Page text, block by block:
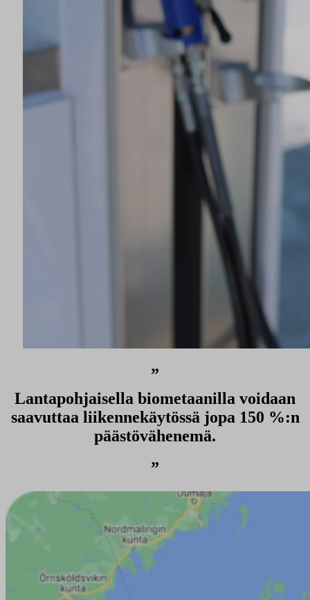
”
Lantapohjaisella biometaanilla voidaan
saavuttaa liikennekäytössä jopa 150 %:n
päästövähenemä.
”